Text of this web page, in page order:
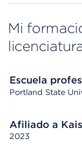
Mi
Escuela
Portland State
Afiliado a
2023